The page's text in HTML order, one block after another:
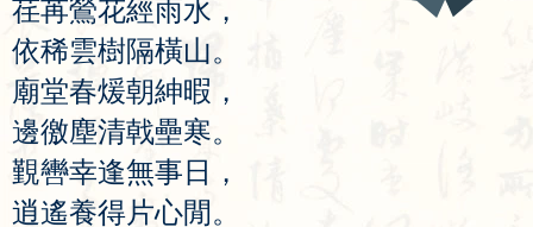
荏苒鶯花經雨水 ，
依稀雲樹隔橫山。
廟堂春煖朝紳暇 ，
邊徼塵清戟壘寒。
覲轡幸逢無事 日 ，
逍遙養得片心閒。